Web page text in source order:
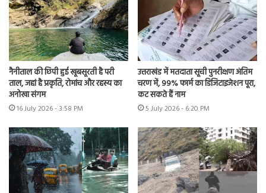
नैनीताल की छिपी हुई खूबसूरती है परी
ताल, जहां है प्रकृति, रोमांच और रहस्य का
अनोखा संगम
16 July 2026 - 3:58 PM
उत्तराखंड में मतदाता सूची पुनरीक्षण अंतिम
चरण में, 99% फार्म का डिजिटाइजेशन पूरा,
कट सकते हैं नाम
5 July 2026 - 6:20 PM